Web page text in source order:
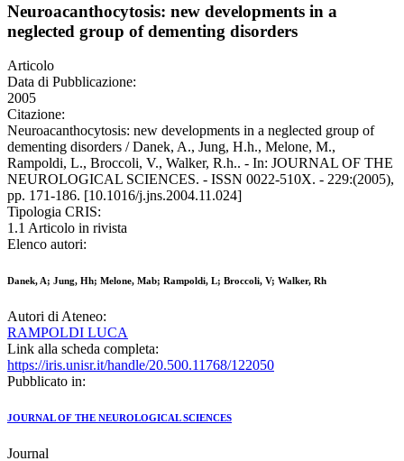
Neuroacanthocytosis: new developments in a
neglected group of dementing disorders
Articolo
Data di Pubblicazione:
2005
Citazione:
Neuroacanthocytosis: new developments in a neglected group of
dementing disorders / Danek, A., Jung, H.h., Melone, M.,
Rampoldi, L., Broccoli, V., Walker, R.h.. - In: JOURNAL OF THE
NEUROLOGICAL SCIENCES. - ISSN 0022-510X. - 229:(2005),
pp. 171-186. [10.1016/j.jns.2004.11.024]
Tipologia CRIS:
1.1 Articolo in rivista
Elenco autori:
Danek, A; Jung, Hh; Melone, Mab; Rampoldi, L; Broccoli, V; Walker, Rh
Autori di Ateneo:
RAMPOLDI LUCA
Link alla scheda completa:
https://iris.unisr.it/handle/20.500.11768/122050
Pubblicato in:
JOURNAL OF THE NEUROLOGICAL SCIENCES
Journal